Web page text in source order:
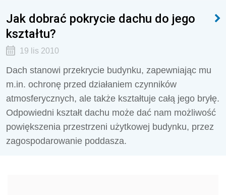
Jak dobrać pokrycie dachu do jego
kształtu?
19 lis 2010
Dach stanowi przekrycie budynku, zapewniając mu
m.in. ochronę przed działaniem czynników
atmosferycznych, ale także kształtuje całą jego bryłę.
Odpowiedni kształt dachu może dać nam możliwość
powiększenia przestrzeni użytkowej budynku, przez
zagospodarowanie poddasza.